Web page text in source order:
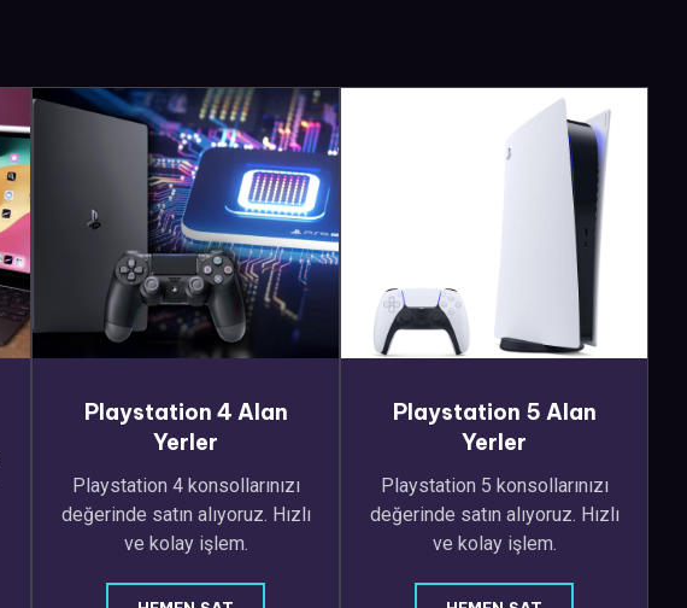
Playstation 4 Alan
Yerler
Playstation 4 konsollarınızı
değerinde satın alıyoruz. Hızlı
ve kolay işlem.
Playstation 5 Alan
Yerler
Playstation 5 konsollarınızı
değerinde satın alıyoruz. Hızlı
ve kolay işlem.